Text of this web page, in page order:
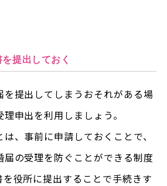
提出しておく
提出してしまうおそれがある場
申出を利用しましょう。
、事前に申請しておくことで、
の受理を防ぐことができる制度
役所に提出することで手続きす